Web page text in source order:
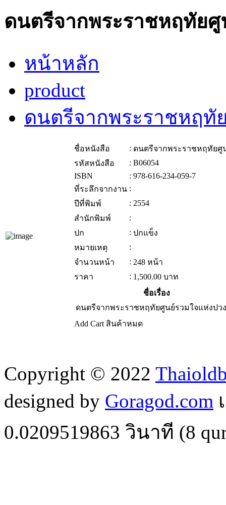
ดนตรีจากพระราชหฤทัย
หน้าหลัก
product
ดนตรีจากพระราชหฤทั
ชื่อหนังสือ : ดนตรีจากพระราชหฤทัยศู
รหัสหนังสือ
: B06054
ISBN
: 978-616-234-059-7
ที่ระลึกจากงาน :
ปีที่พิมพ์
: 2554
สำนักพิมพ์
:
ปก
: ปกแข็ง
หมายเหตุ
:
จำนวนหน้า
: 248 หน้า
ราคา
: 1,500.00 บาท
ชื่อเรื่อง
ดนตรีจากพระราชหฤทัยศูนย์รวมใจแห่งปว
Add Cart สินค้าหมด
Copyright © 2022
designed by Goragod.com
0.0209519863 วินาที (8